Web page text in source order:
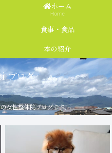
ブログ
女性整体院ブログです。
ホーム
Home
食事・食品
本の紹介